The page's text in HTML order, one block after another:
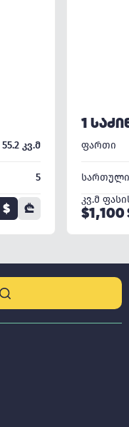
55.2 კვ.მ
5
$ ₾
1
ფართი
სართული
კვ.მ ფასი
$1,100